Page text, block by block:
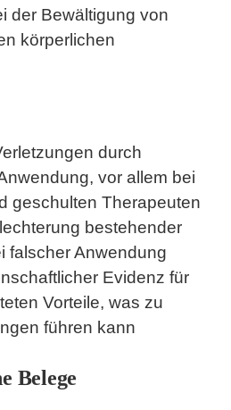
der Bewältigung von
körperlichen
durch
vor allem bei
geschulten Therapeuten
bestehender
falscher Anwendung
Evidenz für
Vorteile, was zu
führen kann
Belege